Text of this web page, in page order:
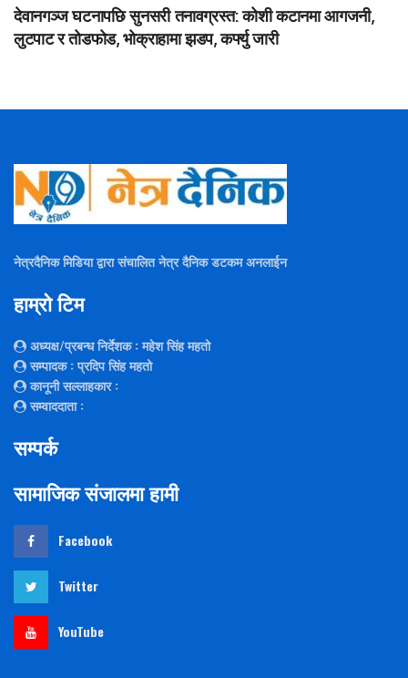
देवानगञ्ज घटनापछि सुनसरी तनावग्रस्त: कोशी कटानमा आगजनी,
लुटपाट र तोडफोड, भोक्राहामा झडप, कर्फ्यु जारी
नेत्रदैनिक मिडिया द्वारा संचालित नेत्र दैनिक डटकम अनलाईन
हाम्रो टिम
अध्यक्ष/प्रबन्ध निर्देशक: महेश सिंह महतो
सम्पादक: प्रदिप सिंह महतो
कानूनी सल्लाहकार:
सम्वाददाता:
सम्पर्क
सामाजिक संजालमा हामी
Facebook
Twitter
YouTube